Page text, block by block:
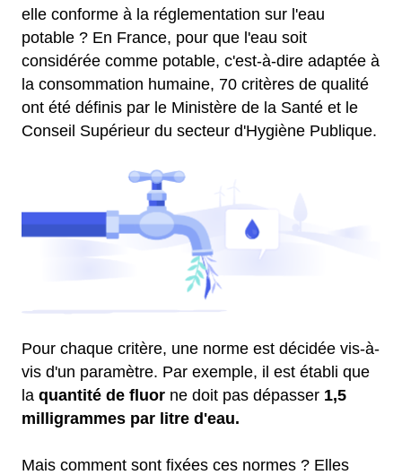
elle conforme à la réglementation sur l'eau
potable ? En France, pour que l'eau soit
considérée comme potable, c'est-à-dire adaptée à
la consommation humaine, 70 critères de qualité
ont été définis par le Ministère de la Santé et le
Conseil Supérieur du secteur d'Hygiène Publique.
Pour chaque critère, une norme est décidée vis-à-
vis d'un paramètre. Par exemple, il est établi que
la quantité de fluor ne doit pas dépasser 1,5
milligrammes par litre d'eau.
Mais comment sont fixées ces normes ? Elles